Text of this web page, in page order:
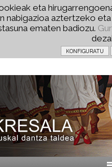
eta
nabigazioa aztertzeko
ematen badiozu.